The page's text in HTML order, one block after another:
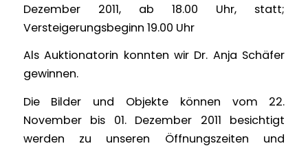
Dezember 2011, ab 18.00 Uhr, statt;
Versteigerungsbeginn 19.00 Uhr
Als Auktionatorin konnten wir Dr. Anja Schäfer
gewinnen.
Die Bilder und Objekte können vom 22.
November bis 01. Dezember 2011 besichtigt
werden zu unseren Öffnungszeiten und